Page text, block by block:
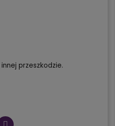
przeszkodzie.